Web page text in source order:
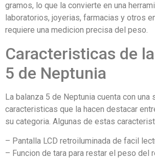
gramos, lo que la convierte en una
laboratorios, joyerias, farmacias y otros
requiere una medicion precisa del peso.
Caracteristicas de
5 de Neptunia
La balanza 5 de Neptunia cuenta con una
caracteristicas que la hacen destacar
su categoria. Algunas de estas
– Pantalla LCD retroiluminada de facil
– Funcion de tara para restar el peso del